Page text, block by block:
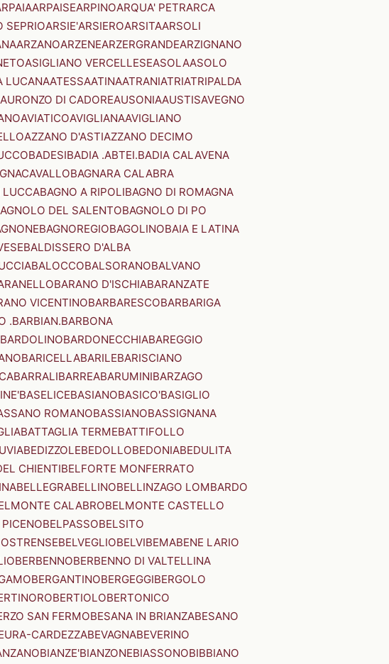
ARPAISEARPINOARQUA' PETRARCA
SEPRIOARSIE'ARSIEROARSITAARSOLI
ARZANOARZENEARZERGRANDEARZIGNANO
ASIGLIANO VERCELLESEASOLAASOLO
LUCANAATESSAATINAATRANIATRIATRIPALDA
AURONZO DI CADOREAUSONIAAUSTISAVEGNO
AVIATICOAVIGLIANAAVIGLIANO
AZZANO D'ASTIAZZANO DECIMO
BADESIBADIA .ABTEI.BADIA CALAVENA
BAGNARA CALABRA
LUCCABAGNO A RIPOLIBAGNO DI ROMAGNA
DEL SALENTOBAGNOLO DI PO
BAGNOREGIOBAGOLINOBAIA E LATINA
BALDISSERO D'ALBA
BALOCCOBALSORANOBALVANO
BARANO D'ISCHIABARANZATE
VICENTINOBARBARESCOBARBARIGA
.BARBIAN.BARBONA
BARDOLINOBARDONECCHIABAREGGIO
BARICELLABARILEBARISCIANO
BARRALIBARREABARUMINIBARZAGO
BASELICEBASIANOBASICO'BASIGLIO
ROMANOBASSIANOBASSIGNANA
BATTAGLIA TERMEBATTIFOLLO
BEDIZZOLEBEDOLLOBEDONIABEDULITA
CHIENTIBELFORTE MONFERRATO
BELLEGRABELLINOBELLINZAGO LOMBARDO
CALABROBELMONTE CASTELLO
BELPASSOBELSITO
BELVEGLIOBELVIBEMABENE LARIO
BERBENNOBERBENNO DI VALTELLINA
BERGANTINOBERGEGGIBERGOLO
BERTIOLOBERTONICO
SAN FERMOBESANA IN BRIANZABESANO
CARDEZZABEVAGNABEVERINO
BIANZE'BIANZONEBIASSONOBIBBIANO